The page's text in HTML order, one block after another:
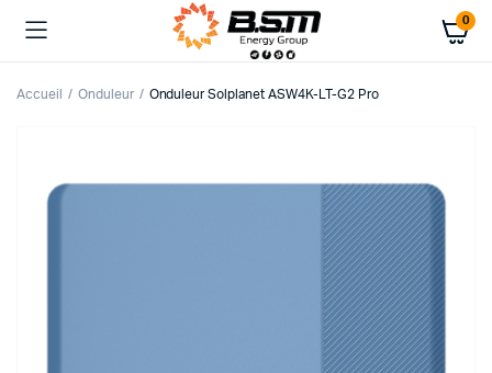
0
Accueil Onduleur Onduleur Solplanet ASW4K-LT-G2 Pro